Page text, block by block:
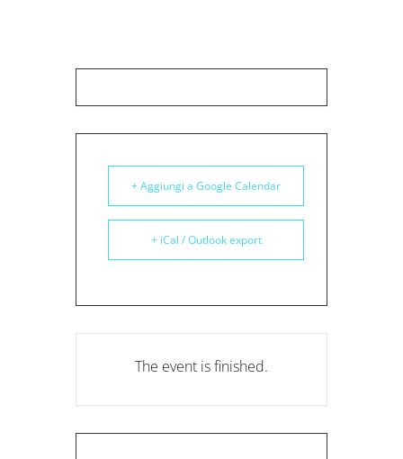
+ Aggiungi a Google Calendar
+ iCal / Outlook export
The event is finished.